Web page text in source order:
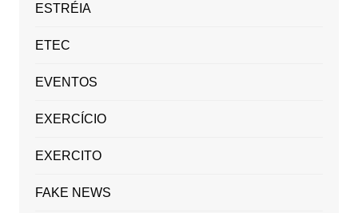
ESTRÉIA
ETEC
EVENTOS
EXERCÍCIO
EXERCITO
FAKE NEWS